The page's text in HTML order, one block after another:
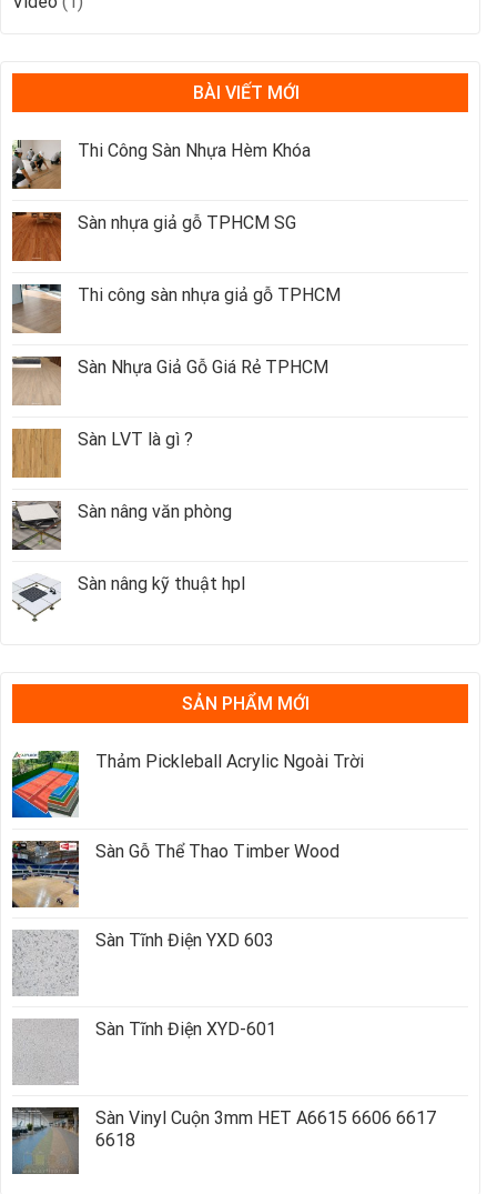
BÀI VIẾT MỚI
Thi Công Sàn Nhựa Hèm Khóa
Sàn nhựa giả gỗ TPHCM SG
Thi công sàn nhựa giả gỗ TPHCM
Sàn Nhựa Giả Gỗ Giá Rẻ TPHCM
Sàn LVT là gì ?
Sàn nâng văn phòng
Sàn nâng kỹ thuật hpl
SẢN PHẨM MỚI
Thảm Pickleball Acrylic Ngoài Trời
Sàn Gỗ Thể Thao Timber Wood
Sàn Tĩnh Điện YXD 603
Sàn Tĩnh Điện XYD-601
Sàn Vinyl Cuộn 3mm HET A6615 6606 6617
6618